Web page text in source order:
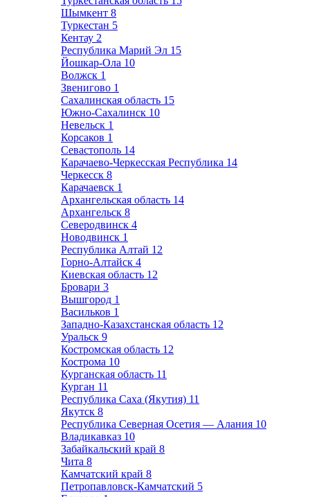
Шымкент 8
Туркестан 5
Кентау 2
Республика Марий Эл 15
Йошкар-Ола 10
Волжск 1
Звенигово 1
Сахалинская область 15
Южно-Сахалинск 10
Невельск 1
Корсаков 1
Севастополь 14
Карачаево-Черкесская Республика 14
Черкесск 8
Карачаевск 1
Архангельская область 14
Архангельск 8
Северодвинск 4
Новодвинск 1
Республика Алтай 12
Горно-Алтайск 4
Киевская область 12
Бровари 3
Вышгород 1
Васильков 1
Западно-Казахстанская область 12
Уральск 9
Костромская область 12
Кострома 10
Курганская область 11
Курган 11
Республика Саха (Якутия) 11
Якутск 8
Республика Северная Осетия — Алания 10
Владикавказ 10
Забайкальский край 8
Чита 8
Камчатский край 8
Петропавловск-Камчатский 5